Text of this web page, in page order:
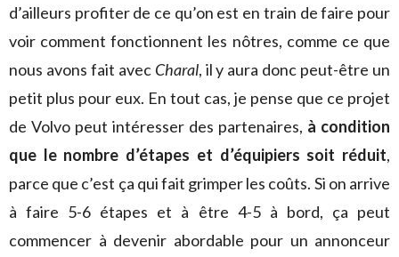
d’ailleurs profiter de ce qu’on est en train de faire pour
voir comment fonctionnent les nôtres, comme ce que
nous avons fait avec Charal, il y aura donc peut-être un
petit plus pour eux. En tout cas, je pense que ce projet
de Volvo peut intéresser des partenaires, à condition
que le nombre d’étapes et d’équipiers soit réduit,
parce que c’est ça qui fait grimper les coûts. Si on arrive
à faire 5-6 étapes et à être 4-5 à bord, ça peut
commencer à devenir abordable pour un annonceur